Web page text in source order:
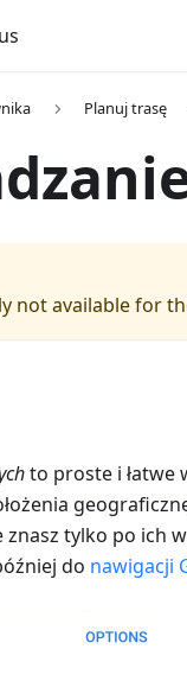
Planuj trasę
not available for
to proste i łatwe
tylko po ich
do nawigacji